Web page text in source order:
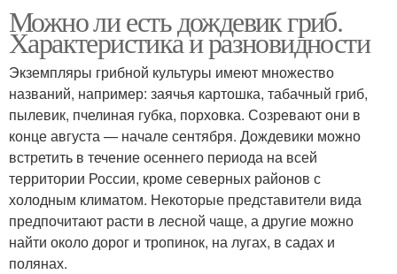
Можно ли есть дождевик гриб.
Характеристика и разновидности
Экземпляры грибной культуры имеют множество
названий, например: заячья картошка, табачный гриб,
пылевик, пчелиная губка, порховка. Созревают они в
конце августа — начале сентября. Дождевики можно
встретить в течение осеннего периода на всей
территории России, кроме северных районов с
холодным климатом. Некоторые представители вида
предпочитают расти в лесной чаще, а другие можно
найти около дорог и тропинок, на лугах, в садах и
полянах.